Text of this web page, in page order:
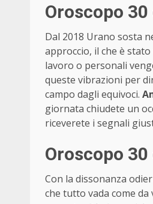
Oroscopo
Dal 2018 Urano sosta
approccio, il che è
lavoro o personali
queste vibrazioni per
campo dagli equivoci.
giornata chiudete un
riceverete i segnali
Oroscopo
Con la dissonanza
che tutto vada come